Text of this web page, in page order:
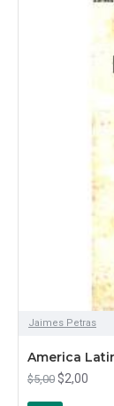
Jaimes Petras
America
$5,00 $2,00